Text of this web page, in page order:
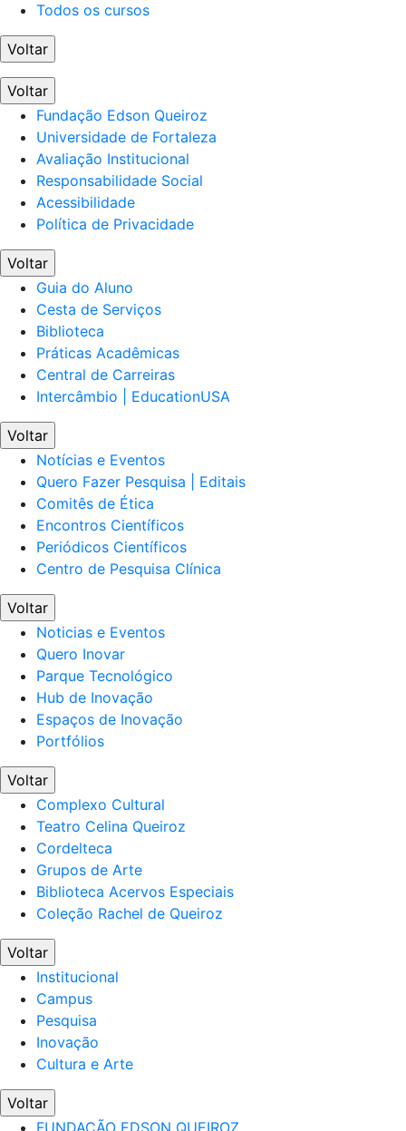
Todos os cursos
Voltar
Voltar
Fundação Edson Queiroz
Universidade de Fortaleza
Avaliação Institucional
Responsabilidade Social
Acessibilidade
Política de Privacidade
Voltar
Guia do Aluno
Cesta de Serviços
Biblioteca
Práticas Acadêmicas
Central de Carreiras
Intercâmbio | EducationUSA
Voltar
Notícias e Eventos
Quero Fazer Pesquisa | Editais
Comitês de Ética
Encontros Científicos
Periódicos Científicos
Centro de Pesquisa Clínica
Voltar
Noticias e Eventos
Quero Inovar
Parque Tecnológico
Hub de Inovação
Espaços de Inovação
Portfólios
Voltar
Complexo Cultural
Teatro Celina Queiroz
Cordelteca
Grupos de Arte
Biblioteca Acervos Especiais
Coleção Rachel de Queiroz
Voltar
Institucional
Campus
Pesquisa
Inovação
Cultura e Arte
Voltar